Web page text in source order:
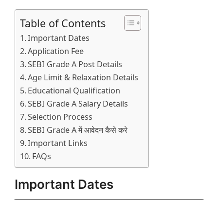
Table of Contents
Important Dates
Application Fee
SEBI Grade A Post Details
Age Limit & Relaxation Details
Educational Qualification
SEBI Grade A Salary Details
Selection Process
SEBI Grade A में आवेदन कैसे करे
Important Links
FAQs
Important Dates